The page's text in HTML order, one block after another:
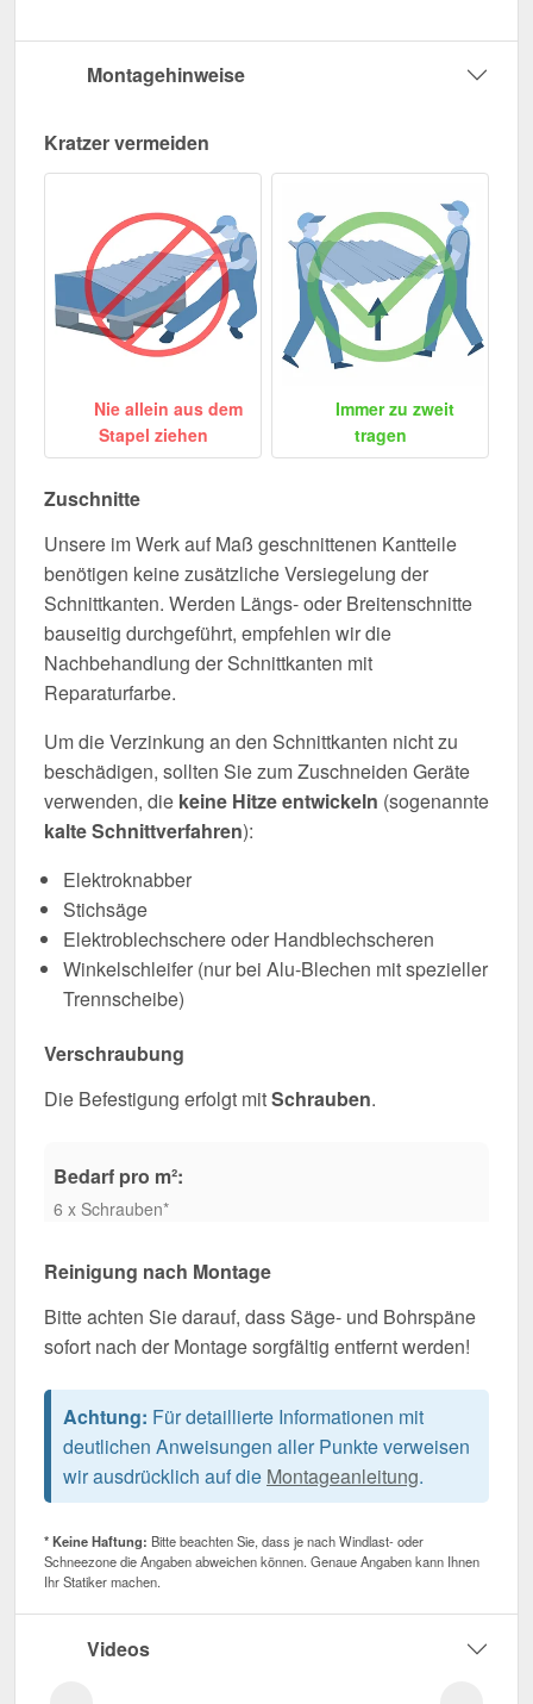
Montagehinweise
Kratzer vermeiden
Nie allein aus dem
Stapel ziehen
Immer zu zweit
tragen
Zuschnitte
Unsere im Werk auf Maß geschnittenen Kantteile
benötigen keine zusätzliche Versiegelung der
Schnittkanten. Werden Längs- oder Breitenschnitte
bauseitig durchgeführt, empfehlen wir die
Nachbehandlung der Schnittkanten mit
Reparaturfarbe.
Um die Verzinkung an den Schnittkanten nicht zu
beschädigen, sollten Sie zum Zuschneiden Geräte
verwenden, die keine Hitze entwickeln (sogenannte
kalte Schnittverfahren):
Elektroknabber
Stichsäge
Elektroblechschere oder Handblechscheren
Winkelschleifer (nur bei Alu-Blechen mit spezieller
Trennscheibe)
Verschraubung
Die Befestigung erfolgt mitSchrauben.
Bedarf pro m²:
6 x Schrauben*
Reinigung nach Montage
Bitte achten Sie darauf, dass Säge- und Bohrspäne
sofort nach der Montage sorgfältig entfernt werden!
Achtung: Für detaillierte Informationen mit
deutlichen Anweisungen aller Punkte verweisen
wir ausdrücklich auf die Montageanleitung.
* Keine Haftung: Bitte beachten Sie, dass je nach Windlast- oder
Schneezone die Angaben abweichen können. Genaue Angaben kann Ihnen
Ihr Statiker machen.
Videos